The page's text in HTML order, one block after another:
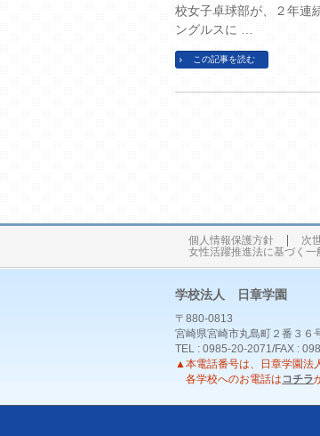
校女子卓球部が、２年連
ングルスに …
この記事を読む
個人情報保護方針 次
女性活躍推進法に基づく
学校法人 日章学園
〒880-0813
宮崎県宮崎市丸島町２番３６
TEL : 0985-20-2071/FAX :
▲本電話番号は、日章学園法
各学校へのお電話は コチラ